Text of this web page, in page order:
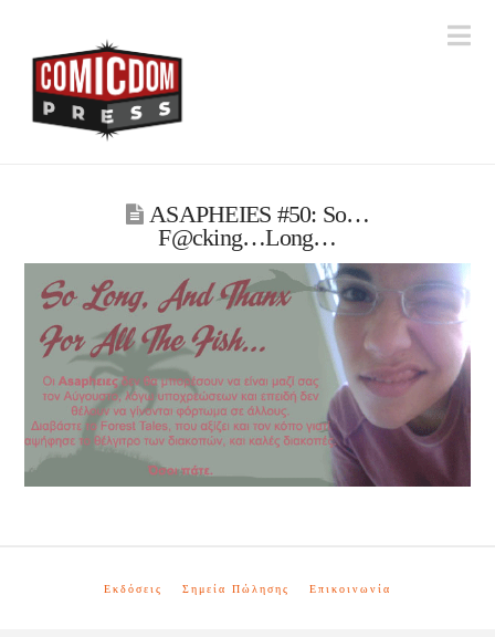
ASAPHEIES #50: So…
F@cking…Long…
Εκδόσεις Σημεία Πώλησης Επικοινωνία